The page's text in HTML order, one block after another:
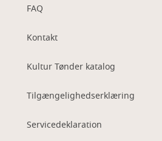
FAQ
Kontakt
Kultur Tønder katalog
Tilgængelighedserklæring
Servicedeklaration